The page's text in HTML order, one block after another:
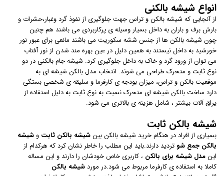
انواع شیشه بالکنی
از آنجایی که شیشه بالکن و تراس جهت جلوگیری از نفوذ گرد وغبار،حشرات و
بارش برف و باران به داخل بسیار وسیله ی پرکاربردی می باشند هم چنین
چون شیشه بالکن ها از جنس ششه سکوریت می باشند مانعی برای عبور نور
خورشید به داخل نیستند به همین دلیل در عین بهره مند شدن از نور آفتاب
می توان از ورود گرد و خاک به داخل جلوگیری کرد. شیشه جام بالکنی در دو
نوع ثابت و متحرک طراحی می شوند. انتخاب مدل بالکن شیشه ای به
موقعیت بالکن و تراس، میزان بودجه ی کارفرما و سلیقه ی شخصی بستگی
دارد.ساخت بالکن شیشه ای متحرک نسبت به نوع ثابت به دلیل استفاده از
یراق آلات بیشتر ، شامل هزینه ی بالاتری می شود.
شیشه بالکن ثابت
بسیاری از افراد در هنگام خرید شیشه بالکن بینشیشه بالکن ثابت وشیشه
بالکن جمع شوتردید دارند.باید این مطلب را خاطر نشان کرد که هرکدام از
اینمدل شیشه برای بالکن ، کاربری خاص خودشان را دارند و این مساله
کاملا به استفاده ی کارفرما مربوط می شود.در موردشیشه بالکن